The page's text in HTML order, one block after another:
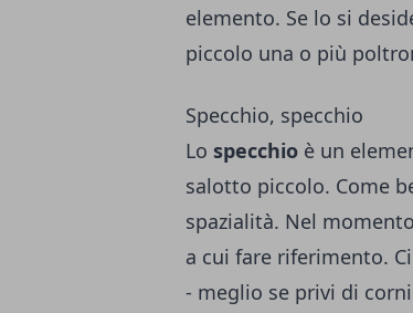
elemento. Se lo si
piccolo una o più
Specchio, specchio
Lo specchio è un
salotto piccolo. Come
spazialità. Nel
a cui fare riferimento.
- meglio se privi di